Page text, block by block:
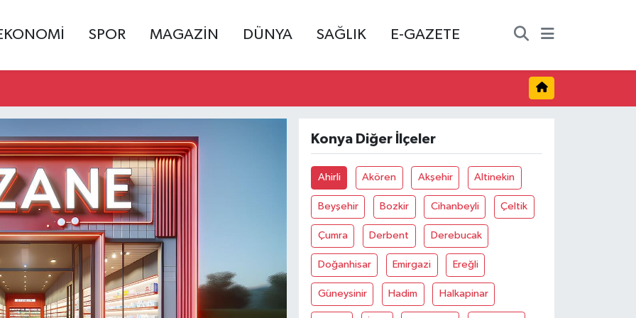
SPOR MAGAZİN DÜNYA SAĞLIK E-GAZETE
Konya Diğer İlçeler
Ahirli Akören Akşehir Altinekin
Beyşehir Bozkir Cihanbeyli Çeltik
Çumra Derbent Derebucak
Doğanhisar Emirgazi Ereğli
Güneysinir Hadim Halkapinar